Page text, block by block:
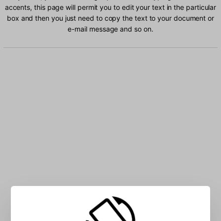
accents, this page will permit you to edit your text in the particular
box and then you just need to copy the text to your document or
e-mail message and so on.
Type Italian (142) characters into the box: